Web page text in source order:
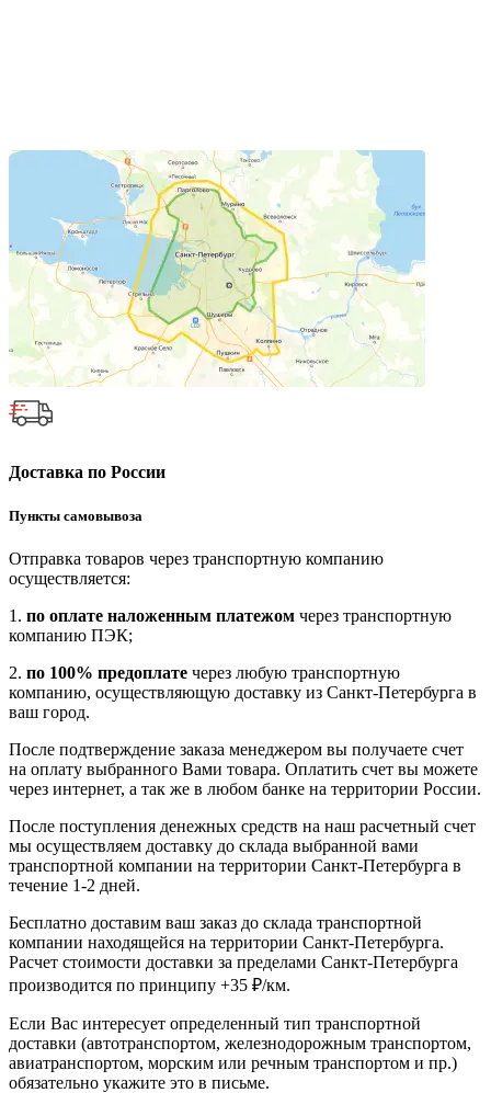
Доставка по России
Пункты самовывоза
Отправка товаров через транспортную компанию
осуществляется:
1. по оплате наложенным платежом через транспортную
компанию ПЭК;
2. по 100% предоплате через любую транспортную
компанию, осуществляющую доставку из Санкт-Петербурга в
ваш город.
После подтверждение заказа менеджером вы получаете счет
на оплату выбранного Вами товара. Оплатить счет вы можете
через интернет, а так же в любом банке на территории России.
После поступления денежных средств на наш расчетный счет
мы осуществляем доставку до склада выбранной вами
транспортной компании на территории Санкт-Петербурга в
течение 1-2 дней.
Бесплатно доставим ваш заказ до склада транспортной
компании находящейся на территории Санкт-Петербурга.
Расчет стоимости доставки за пределами Санкт-Петербурга
производится по принципу +35 ₽/км.
Если Вас интересует определенный тип транспортной
доставки (автотранспортом, железнодорожным транспортом,
авиатранспортом, морским или речным транспортом и пр.)
обязательно укажите это в письме.